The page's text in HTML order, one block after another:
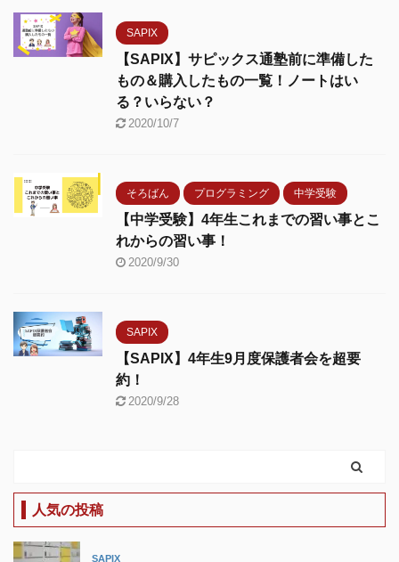
SAPIX
【SAPIX】サピックス通塾前に準備した
もの＆購入したもの一覧！ノートはい
る？いらない？
2020/10/7
そろばん プログラミング 中学受験
【中学受験】4年生これまでの習い事とこ
れからの習い事！
2020/9/30
SAPIX
【SAPIX】4年生9月度保護者会を超要
約！
2020/9/28
人気の投稿